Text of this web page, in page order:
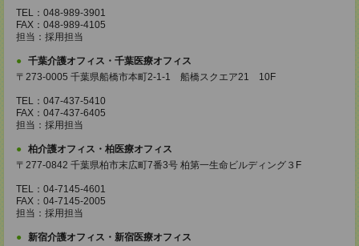
TEL：048-989-3901
FAX：048-989-4105
担当：採用担当
千葉介護オフィス・千葉医療オフィス
〒273-0005 千葉県船橋市本町2-1-1 船橋スクエア21 10F
TEL：047-437-5410
FAX：047-437-6405
担当：採用担当
柏介護オフィス・柏医療オフィス
〒277-0842 千葉県柏市末広町7番3号 柏第一生命ビルディング３F
TEL：04-7145-4601
FAX：04-7145-2005
担当：採用担当
新宿介護オフィス・新宿医療オフィス